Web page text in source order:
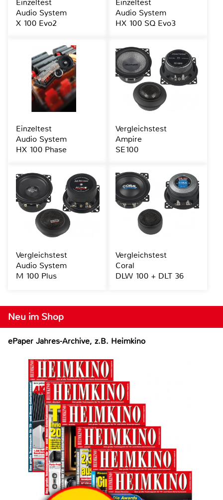
Neu im Shop
ePaper Jahres-Archive, z.B. Heimkino
Einzeltest
Audio System
X 100 Evo2
Einzeltest
Audio System
HX 100 SQ Evo3
Einzeltest
Audio System
HX 100 Phase
Vergleichstest
Ampire
SE100
Vergleichstest
Audio System
M 100 Plus
Vergleichstest
Coral
DLW 100 + DLT 36